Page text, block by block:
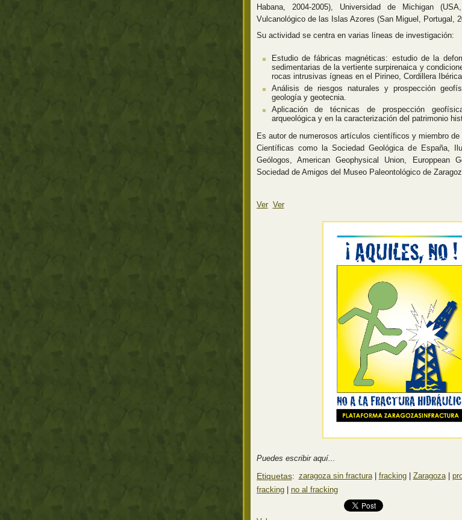
Habana, 2004-2005), Universidad de Michigan
Vulcanológico de las Islas Azores (San Miguel, Portugal,
Su actividad se centra en varias líneas de investigación:
Estudio de fábricas magnéticas: estudio de la
sedimentarias de la vertiente surpirenaica y
rocas intrusivas ígneas en el Pirineo, Cordillera
Análisis de riesgos naturales y prospección
geología y geotecnia.
Aplicación de técnicas de prospección
arqueológica y en la caracterización del patrimonio
Es autor de numerosos artículos científicos y miembro
Científicas como la Sociedad Geológica de España,
Geólogos, American Geophysical Union, Europpean
Sociedad de Amigos del Museo Paleontológico de
Ver Ver
Puedes escribir aquí...
Etiquetas: zaragoza sin fractura fracking Zaragoza
fracking
no al fracking